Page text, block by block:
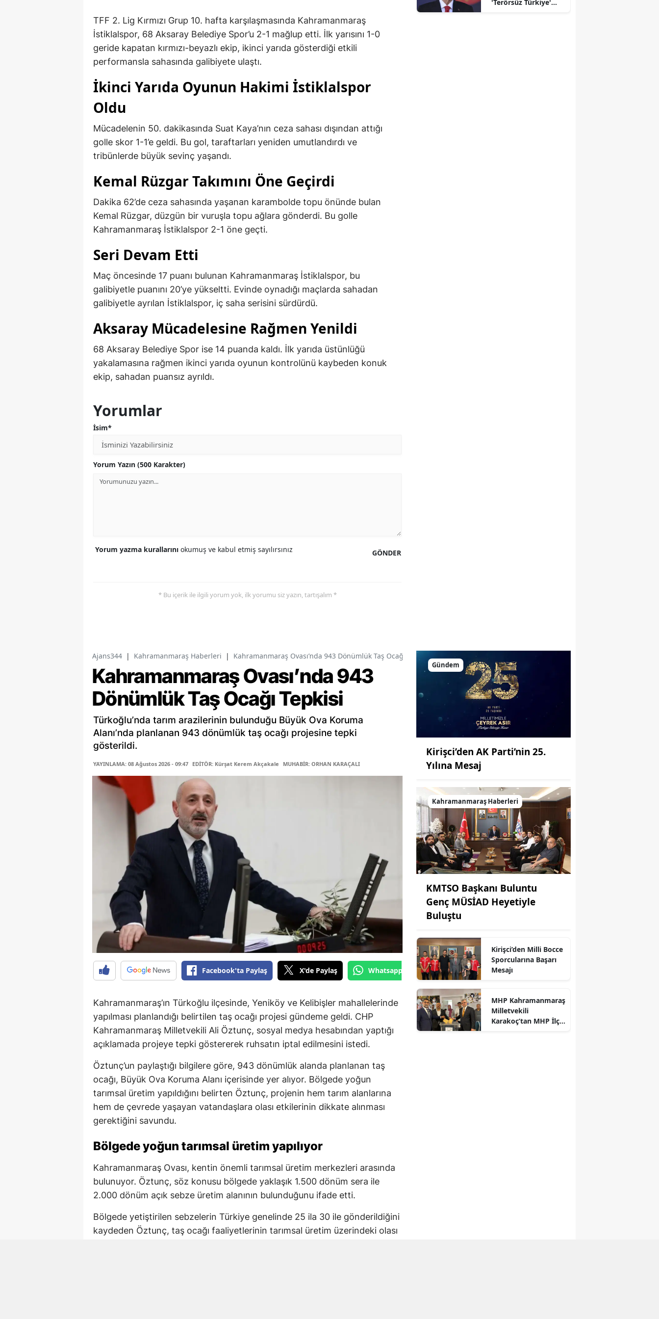
TFF 2. Lig Kırmızı Grup 10. hafta karşılaşmasında Kahramanmaraş
İstiklalspor, 68 Aksaray Belediye Spor’u 2-1 mağlup etti. İlk yarısını 1-0
geride kapatan kırmızı-beyazlı ekip, ikinci yarıda gösterdiği etkili
performansla sahasında galibiyete ulaştı.
İkinci Yarıda Oyunun Hakimi İstiklalspor
Oldu
Mücadelenin 50. dakikasında Suat Kaya’nın ceza sahası dışından attığı
golle skor 1-1’e geldi. Bu gol, taraftarları yeniden umutlandırdı ve
tribünlerde büyük sevinç yaşandı.
Kemal Rüzgar Takımını Öne Geçirdi
Dakika 62’de ceza sahasında yaşanan karambolde topu önünde bulan
Kemal Rüzgar, düzgün bir vuruşla topu ağlara gönderdi. Bu golle
Kahramanmaraş İstiklalspor 2-1 öne geçti.
Seri Devam Etti
Maç öncesinde 17 puanı bulunan Kahramanmaraş İstiklalspor, bu
galibiyetle puanını 20’ye yükseltti. Evinde oynadığı maçlarda sahadan
galibiyetle ayrılan İstiklalspor, iç saha serisini sürdürdü.
Aksaray Mücadelesine Rağmen Yenildi
68 Aksaray Belediye Spor ise 14 puanda kaldı. İlk yarıda üstünlüğü
yakalamasına rağmen ikinci yarıda oyunun kontrolünü kaybeden konuk
ekip, sahadan puansız ayrıldı.
Yorumlar
İsim*
Yorum Yazın (500 Karakter)
GÖNDER
Yorum yazma kurallarını okumuş ve kabul etmiş sayılırsınız
* Bu içerik ile ilgili yorum yok, ilk yorumu siz yazın, tartışalım *
'Terörsüz Türkiye'
Ajans344 | Kahramanmaraş Haberleri | Kahramanmaraş Ovası’nda 943 Dönümlük Taş Ocağı Tepkisi
Kahramanmaraş Ovası’nda 943
Dönümlük Taş Ocağı Tepkisi
Türkoğlu’nda tarım arazilerinin bulunduğu Büyük Ova Koruma
Alanı’nda planlanan 943 dönümlük taş ocağı projesine tepki
gösterildi.
YAYINLAMA: 08 Ağustos 2026 - 09:47 EDİTÖR: Kürşat Kerem Akçakale MUHABİR: ORHAN KARAÇALI
Facebook'ta Paylaş X'de Paylaş Whatsapp'tan Gönder
Kahramanmaraş’ın Türkoğlu ilçesinde, Yeniköy ve Kelibişler mahallelerinde
yapılması planlandığı belirtilen taş ocağı projesi gündeme geldi. CHP
Kahramanmaraş Milletvekili Ali Öztunç, sosyal medya hesabından yaptığı
açıklamada projeye tepki göstererek ruhsatın iptal edilmesini istedi.
Öztunç’un paylaştığı bilgilere göre, 943 dönümlük alanda planlanan taş
ocağı, Büyük Ova Koruma Alanı içerisinde yer alıyor. Bölgede yoğun
tarımsal üretim yapıldığını belirten Öztunç, projenin hem tarım alanlarına
hem de çevrede yaşayan vatandaşlara olası etkilerinin dikkate alınması
gerektiğini savundu.
Bölgede yoğun tarımsal üretim yapılıyor
Kahramanmaraş Ovası, kentin önemli tarımsal üretim merkezleri arasında
bulunuyor. Öztunç, söz konusu bölgede yaklaşık 1.500 dönüm sera ile
2.000 dönüm açık sebze üretim alanının bulunduğunu ifade etti.
Bölgede yetiştirilen sebzelerin Türkiye genelinde 25 ila 30 ile gönderildiğini
kaydeden Öztunç, taş ocağı faaliyetlerinin tarımsal üretim üzerindeki olası
Gündem
Kirişci’den AK Parti’nin 25.
Yılına Mesaj
Kahramanmaraş Haberleri
KMTSO Başkanı Buluntu
Genç MÜSİAD Heyetiyle
Buluştu
Kirişci’den Milli Bocce
Sporcularına Başarı
Mesajı
MHP Kahramanmaraş
Milletvekili
Karakoç’tan MHP İlçe